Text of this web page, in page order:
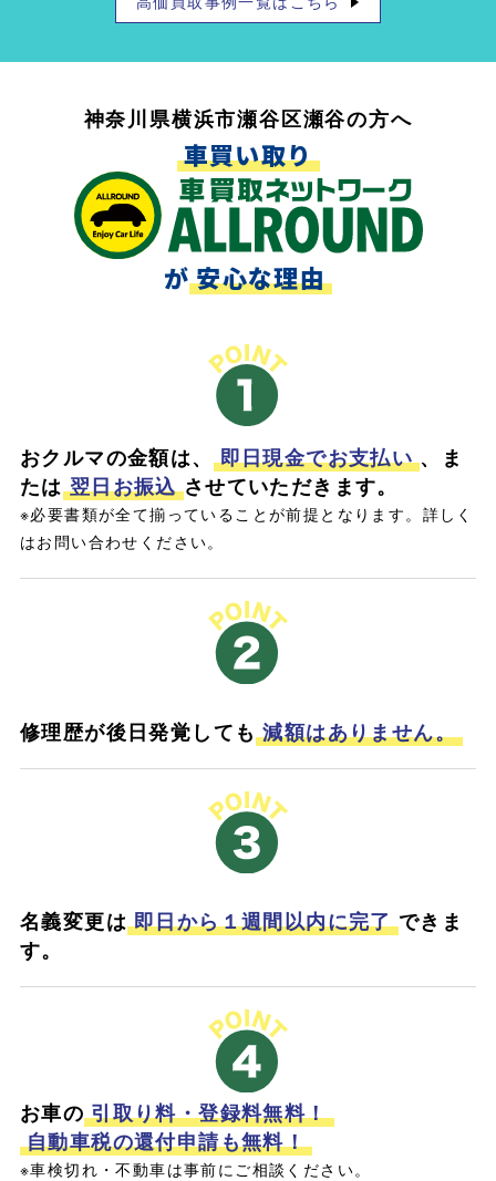
神奈川県横浜市瀬谷区瀬谷の方へ
車買い取り
が安心な理由
おクルマの金額は、 即日現金でお支払い 、ま
たは 翌日お振込 させていただきます。
※必要書類が全て揃っていることが前提となります。詳しく
はお問い合わせください。
修理歴が後日発覚しても 減額はありません。
名義変更は 即日から１週間以内に完了 できま
す。
お車の 引取り料・登録料無料！
自動車税の還付申請も無料！
※車検切れ・不動車は事前にご相談ください。